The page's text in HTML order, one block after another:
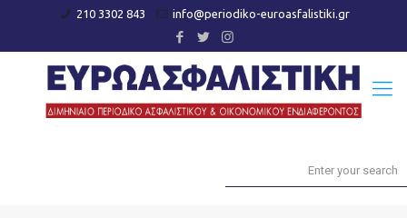
210 3302 843 info@periodiko-euroasfalistiki.gr